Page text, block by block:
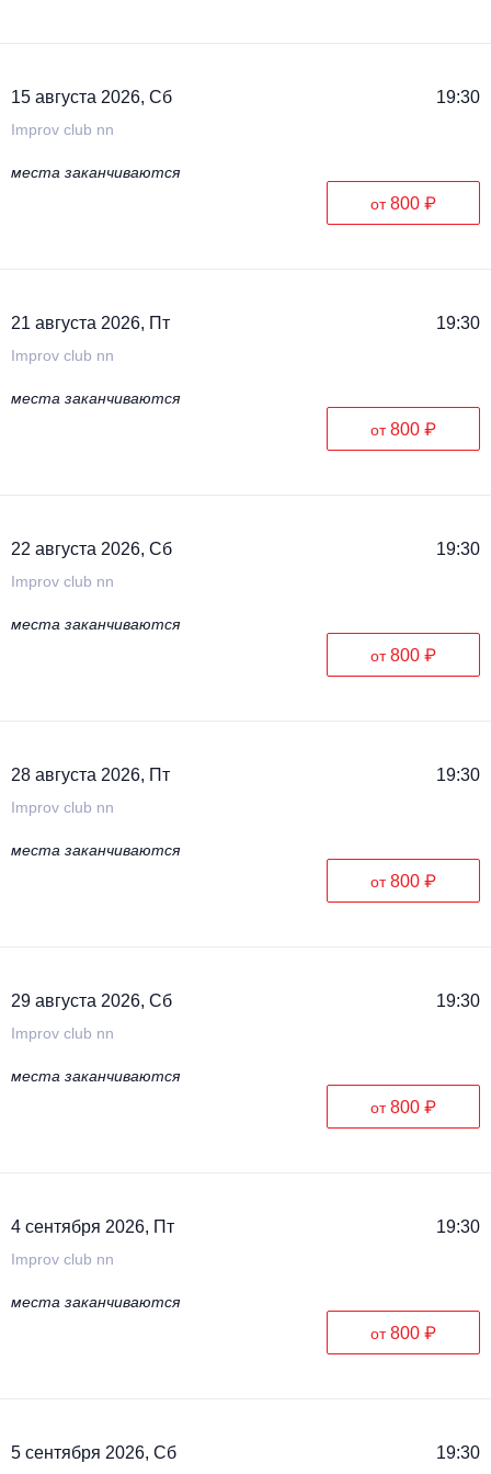
15 августа 2026, Сб 19:30
Improv club nn
места заканчиваются
от800 ₽
21 августа 2026, Пт 19:30
Improv club nn
места заканчиваются
от800 ₽
22 августа 2026, Сб 19:30
Improv club nn
места заканчиваются
от800 ₽
28 августа 2026, Пт 19:30
Improv club nn
места заканчиваются
от800 ₽
29 августа 2026, Сб 19:30
Improv club nn
места заканчиваются
от800 ₽
4 сентября 2026, Пт 19:30
Improv club nn
места заканчиваются
от800 ₽
5 сентября 2026, Сб 19:30